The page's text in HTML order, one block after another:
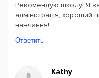
Рекомендую школу! Я
адміністрація, хороший
навчання!
Ответить
Kathy